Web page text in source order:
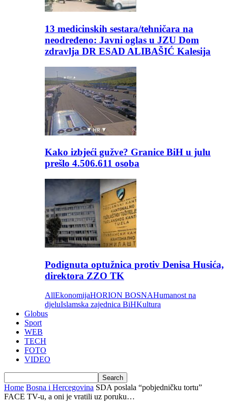
13 medicinskih sestara/tehničara na
neodređeno: Javni oglas u JZU Dom
zdravlja DR ESAD ALIBAŠIĆ Kalesija
Kako izbjeći gužve? Granice BiH u julu
prešlo 4.506.611 osoba
Podignuta optužnica protiv Denisa Husića,
direktora ZZO TK
AllEkonomijaHORION BOSNAHumanost na
djeluIslamska zajednica BiHKultura
Globus
Sport
WEB
TECH
FOTO
VIDEO
Home Bosna i Hercegovina SDA poslala “pobjedničku tortu”
FACE TV-u, a oni je vratili uz poruku…